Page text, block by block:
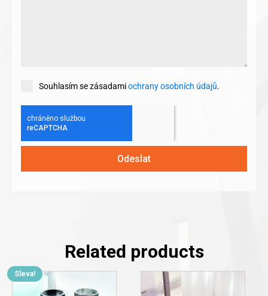
Souhlasím se zásadamiochrany osobních údajů.
Odeslat
Related products
Sleva!
This
product